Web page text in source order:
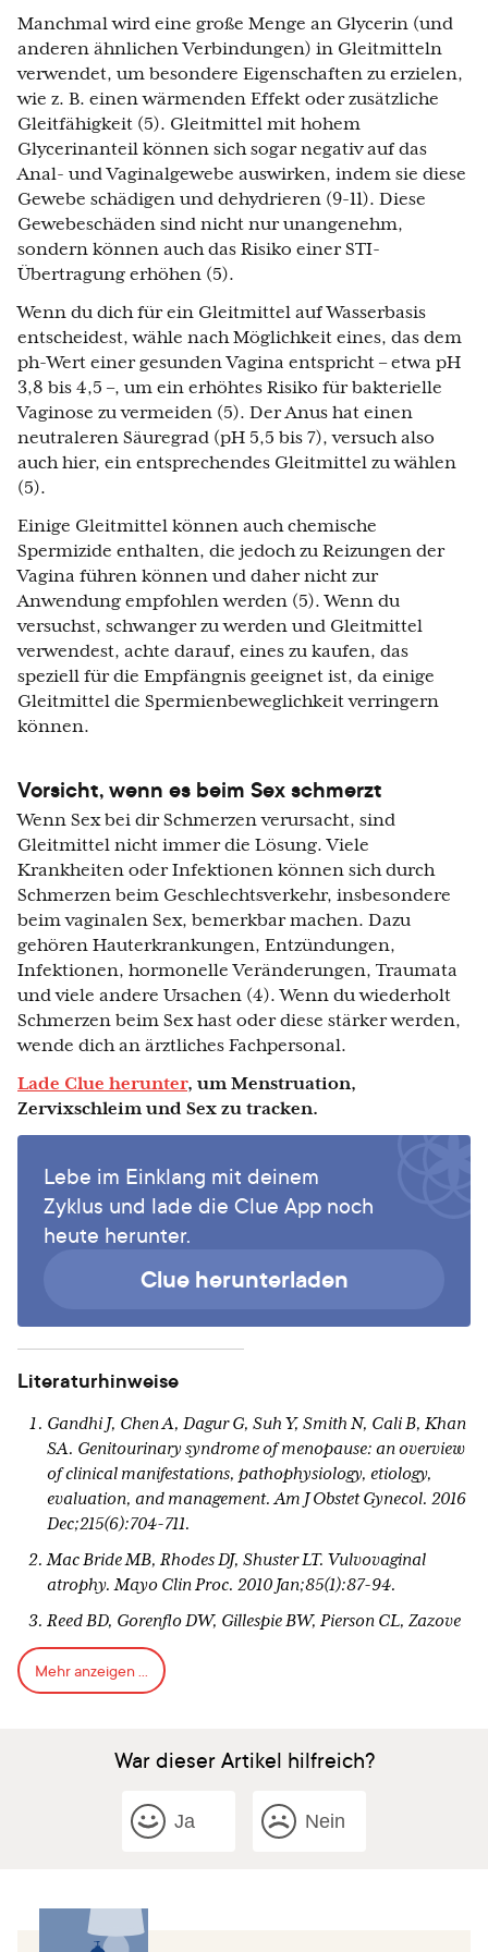
Manchmal wird eine große Menge an Glycerin (und
anderen ähnlichen Verbindungen) in Gleitmitteln
verwendet, um besondere Eigenschaften zu erzielen,
wie z. B. einen wärmenden Effekt oder zusätzliche
Gleitfähigkeit (5). Gleitmittel mit hohem
Glycerinanteil können sich sogar negativ auf das
Anal- und Vaginalgewebe auswirken, indem sie diese
Gewebe schädigen und dehydrieren (9-11). Diese
Gewebeschäden sind nicht nur unangenehm,
sondern können auch das Risiko einer STI-
Übertragung erhöhen (5).
Wenn du dich für ein Gleitmittel auf Wasserbasis
entscheidest, wähle nach Möglichkeit eines, das dem
ph-Wert einer gesunden Vagina entspricht – etwa pH
3,8 bis 4,5 –, um ein erhöhtes Risiko für bakterielle
Vaginose zu vermeiden (5). Der Anus hat einen
neutraleren Säuregrad (pH 5,5 bis 7), versuch also
auch hier, ein entsprechendes Gleitmittel zu wählen
(5).
Einige Gleitmittel können auch chemische
Spermizide enthalten, die jedoch zu Reizungen der
Vagina führen können und daher nicht zur
Anwendung empfohlen werden (5). Wenn du
versuchst, schwanger zu werden und Gleitmittel
verwendest, achte darauf, eines zu kaufen, das
speziell für die Empfängnis geeignet ist, da einige
Gleitmittel die Spermienbeweglichkeit verringern
können.
Vorsicht, wenn es beim Sex schmerzt
Wenn Sex bei dir Schmerzen verursacht, sind
Gleitmittel nicht immer die Lösung. Viele
Krankheiten oder Infektionen können sich durch
Schmerzen beim Geschlechtsverkehr, insbesondere
beim vaginalen Sex, bemerkbar machen. Dazu
gehören Hauterkrankungen, Entzündungen,
Infektionen, hormonelle Veränderungen, Traumata
und viele andere Ursachen (4). Wenn du wiederholt
Schmerzen beim Sex hast oder diese stärker werden,
wende dich an ärztliches Fachpersonal.
Lade Clue herunter, um Menstruation,
Zervixschleim und Sex zu tracken.
Lebe im Einklang mit deinem
Zyklus und lade die Clue App noch
heute herunter.
Clue herunterladen
Literaturhinweise
Gandhi J, Chen A, Dagur G, Suh Y, Smith N, Cali B, Khan
SA. Genitourinary syndrome of menopause: an overview
of clinical manifestations, pathophysiology, etiology,
evaluation, and management. Am J Obstet Gynecol. 2016
Dec;215(6):704-711.
Mac Bride MB, Rhodes DJ, Shuster LT. Vulvovaginal
atrophy. Mayo Clin Proc. 2010 Jan;85(1):87-94.
Reed BD, Gorenflo DW, Gillespie BW, Pierson CL, Zazove
P. Sexual behaviors and other risk factors for Candida
vulvovaginitis. J Womens Health Gend Based Med. 2000
Jul-Aug;9(6):645-55.
FAQ020: When Sex Is Painful. September 2017.
International, United Nations Population Fund. Use and
procurement of additional lubricants for male and female
Golombok S, Harding R, Sheldon J. An evaluation of a
Mehr anzeigen ...
War dieser Artikel hilfreich?
Ja Nein